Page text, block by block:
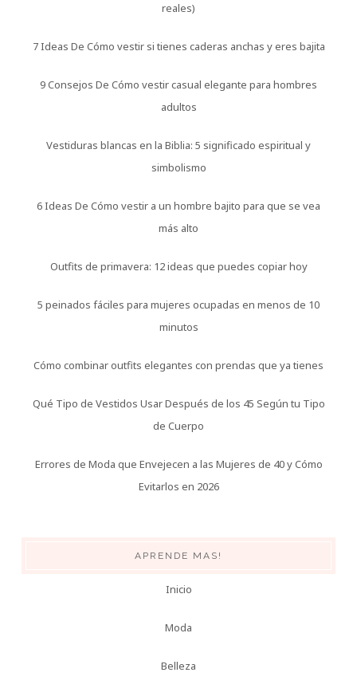
reales)
7 Ideas De Cómo vestir si tienes caderas anchas y eres bajita
9 Consejos De Cómo vestir casual elegante para hombres
adultos
Vestiduras blancas en la Biblia: 5 significado espiritual y
simbolismo
6 Ideas De Cómo vestir a un hombre bajito para que se vea
más alto
Outfits de primavera: 12 ideas que puedes copiar hoy
5 peinados fáciles para mujeres ocupadas en menos de 10
minutos
Cómo combinar outfits elegantes con prendas que ya tienes
Qué Tipo de Vestidos Usar Después de los 45 Según tu Tipo
de Cuerpo
Errores de Moda que Envejecen a las Mujeres de 40 y Cómo
Evitarlos en 2026
APRENDE MAS!
Inicio
Moda
Belleza